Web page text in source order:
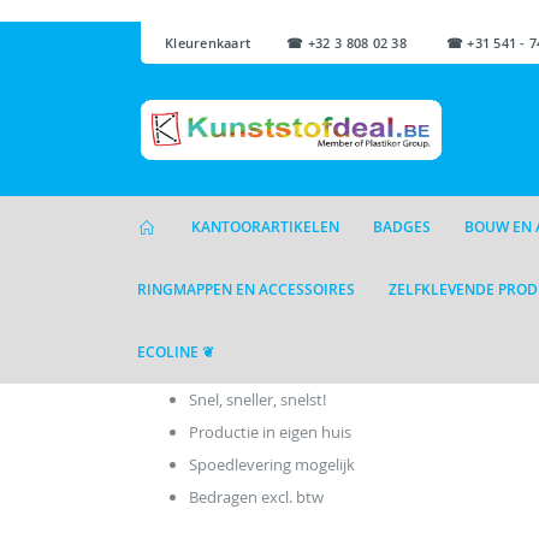
Kleurenkaart ☎ +32 3 808 02 38 ☎ +31 541 -
KANTOORARTIKELEN BADGES BOUW EN
RINGMAPPEN EN ACCESSOIRES ZELFKLEVENDE
ECOLINE ❦
Snel, sneller, snelst!
Productie in eigen huis
Spoedlevering mogelijk
Bedragen excl. btw